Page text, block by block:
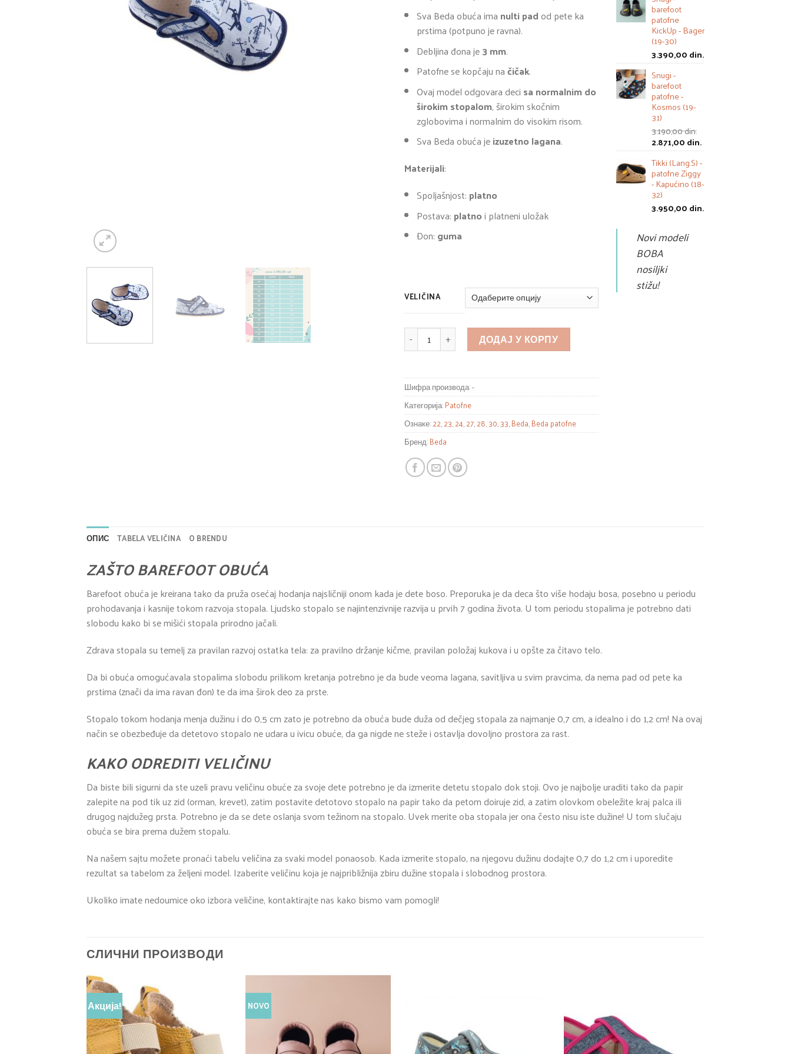
Sva Beda obuća ima nulti pad od pete ka
prstima (potpuno je ravna).
Debljina đona je3 mm.
Patofne se kopčaju načičak.
Ovaj model odgovara deci sa normalnim do
širokim stopalom, širokim skočnim
zglobovima i normalnim do visokim risom.
Sva Beda obuća jeizuzetno lagana.
Materijali:
Spoljašnjost: platno
Postava: platnoi platneni uložak
Đon: guma
VELIČINA
КОЛИЧИНА ДОДАЈ У КОРПУ
Шифра производа:-
Категорија:Patofne
Ознаке:22,23,24,27,28,30,33,Beda,Beda patofne
Бренд:Beda
barefoot
patofne
KickUp - Bager
(19-30)
3.390,00din.
Snugi -
barefoot
patofne -
Kosmos (19-
31)
3.190,00din.
Оригинална
је
била:
3.190,00 din..
2.871,00din.Тренутна
је:
Tikki (Lang.S) -
patofne Ziggy
- Kapućino (18-
32)
3.950,00din.
Novi modeli
BOBA
nosiljki
stižu!
ОПИС TABELA VELIČINA O BRENDU
ZAŠTO BAREFOOT OBUĆA
Barefoot obuća je kreirana tako da pruža osećaj hodanja najsličniji onom kada je dete boso. Preporuka je da deca što više hodaju bosa, posebno u periodu
prohodavanja i kasnije tokom razvoja stopala. Ljudsko stopalo se najintenzivnije razvija u prvih 7 godina života. U tom periodu stopalima je potrebno dati
slobodu kako bi se mišići stopala prirodno jačali.
Zdrava stopala su temelj za pravilan razvoj ostatka tela: za pravilno držanje kičme, pravilan položaj kukova i u opšte za čitavo telo.
Da bi obuća omogućavala stopalima slobodu prilikom kretanja potrebno je da bude veoma lagana, savitljiva u svim pravcima, da nema pad od pete ka
prstima (znači da ima ravan đon) te da ima širok deo za prste.
Stopalo tokom hodanja menja dužinu i do 0,5 cm zato je potrebno da obuća bude duža od dečjeg stopala za najmanje 0,7 cm, a idealno i do 1,2 cm! Na ovaj
način se obezbeđuje da detetovo stopalo ne udara u ivicu obuće, da ga nigde ne steže i ostavlja dovoljno prostora za rast.
KAKO ODREDITI VELIČINU
Da biste bili sigurni da ste uzeli pravu veličinu obuće za svoje dete potrebno je da izmerite detetu stopalo dok stoji. Ovo je najbolje uraditi tako da papir
zalepite na pod tik uz zid (orman, krevet), zatim postavite detotovo stopalo na papir tako da petom doiruje zid, a zatim olovkom obeležite kraj palca ili
drugog najdužeg prsta. Potrebno je da se dete oslanja svom težinom na stopalo. Uvek merite oba stopala jer ona često nisu iste dužine! U tom slučaju
obuća se bira prema dužem stopalu.
Na našem sajtu možete pronaći tabelu veličina za svaki model ponaosob. Kada izmerite stopalo, na njegovu dužinu dodajte 0,7 do 1,2 cm i uporedite
rezultat sa tabelom za željeni model. Izaberite veličinu koja je najpribližnija zbiru dužine stopala i slobodnog prostora.
Ukoliko imate nedoumice oko izbora veličine, kontaktirajte nas kako bismo vam pomogli!
СЛИЧНИ ПРОИЗВОДИ
Акција! NOVO